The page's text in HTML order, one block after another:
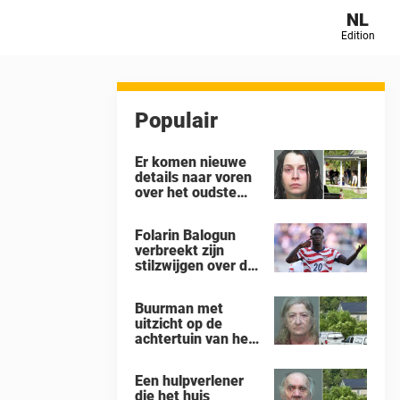
NL
Edition
Populair
Er komen nieuwe
details naar voren
over het oudste
kinderen werden
achtergelaten om
weg te kwijnen als
dieren’
Folarin Balogun
verbreekt zijn
stilzwijgen over de
de 4-1-nederlaag
van de VS tegen
België op het WK
Buurman met
uitzicht op de
achtertuin van het
kinderen ‘aan hun
Een hulpverlener
die het huis